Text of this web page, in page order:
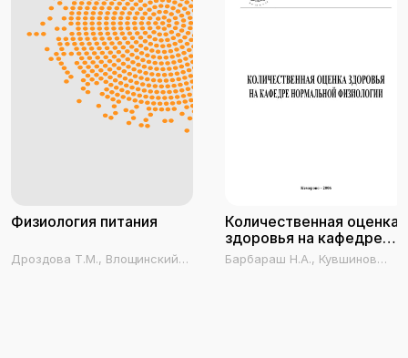
Физиология питания
Дроздова Т.М., Влощинский
Количественная оценка
здоровья на кафедре
нормальной физиологии
Барбараш Н.А., Кувшинов